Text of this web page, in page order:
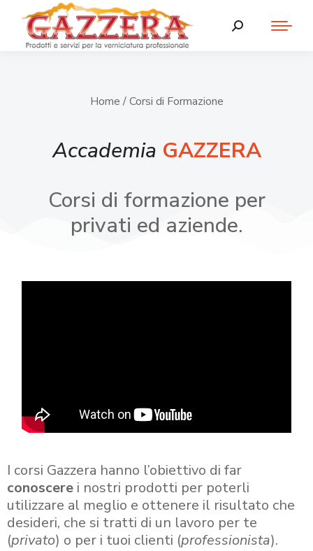
Home / Corsi di Formazione
Accademia GAZZERA
Corsi di formazione per
privati ed aziende.
I corsi Gazzera hanno l’obiettivo di far
conoscere i nostri prodotti per poterli
utilizzare al meglio e ottenere il risultato che
desideri, che si tratti di un lavoro per te
(privato) o per i tuoi clienti (professionista).